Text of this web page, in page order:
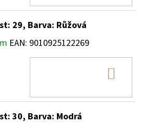
29, Barva: Růžová
EAN: 9010925122269
30, Barva: Modrá